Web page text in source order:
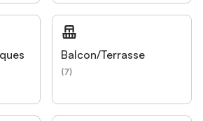
Balcon/Terrasse
(7)